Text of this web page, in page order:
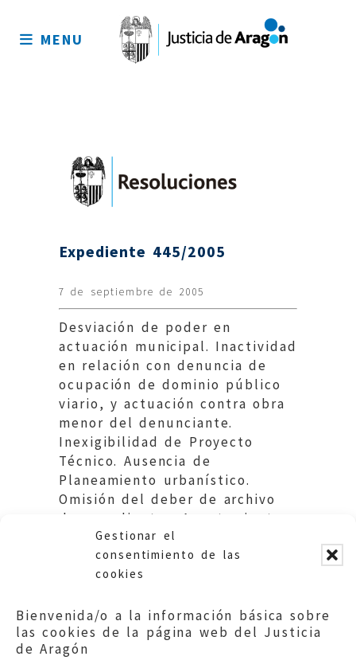
Gestionar el
consentimiento de las
cookies
Bienvenida/o a la información básica sobre
las cookies de la página web del Justicia
de Aragón
sitio
MENU
Expediente 445/2005
7 de septiembre de 2005
Desviación de poder en
actuación municipal. Inactividad
en relación con denuncia de
ocupación de dominio público
viario, y actuación contra obra
menor del denunciante.
Inexigibilidad de Proyecto
Técnico. Ausencia de
Planeamiento urbanístico.
Omisión del deber de archivo
de expedientes. Ayuntamiento
de Monforte de Moyuela.